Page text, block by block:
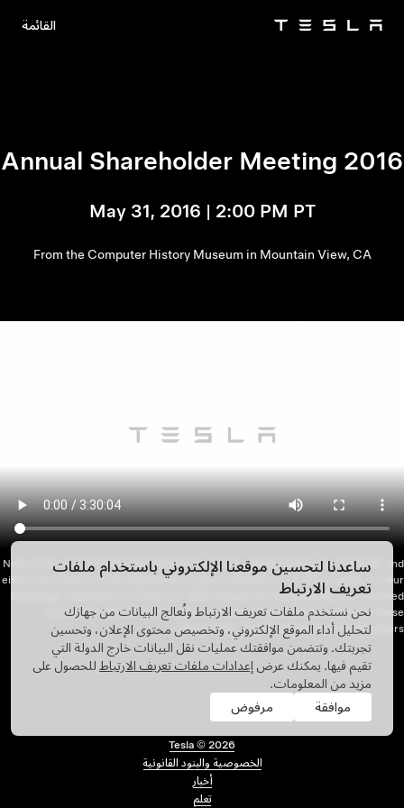
Tesla القائمة
2016 Annual Shareholder Meeting
May 31, 2016 | 2:00 PM PT
From the Computer History Museum in Mountain View, CA
Note: If you plan to attend the meeting in person, please bring your photo ID, and
either the notice or card addressed to you on behalf of us or your broker, or your
brokerage statement as of April 8, 2016. Please see the materials you received
for details. We will not be able to admit anyone who does not have these
documents, including guests of shareholders.
قائمة التذييل
Tesla © 2026
الخصوصية والبنود القانونية
أخبار
تعلم
ساعدنا لتحسين موقعنا الإلكتروني باستخدام ملفات
تعريف الارتباط
نحن نستخدم ملفات تعريف الارتباط ونُعالج البيانات من جهازك
لتحليل أداء الموقع الإلكتروني، وتخصيص محتوى الإعلان، وتحسين
تجربتك. وتتضمن موافقتك عمليات نقل البيانات خارج الدولة التي
تقيم فيها. يمكنك عرض إعدادات ملفات تعريف الارتباط للحصول على
مزيد من المعلومات.
موافقة
مرفوض